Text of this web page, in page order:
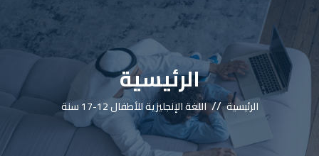
الرئيسية
الرئيسية // اللغة الإنجليزية للأطفال 12-17 سنة